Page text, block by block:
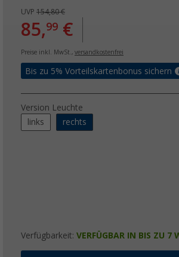
UVP 154,80 €
85,99 €
Preise inkl. MwSt., versandkostenfrei
Bis zu 5% Vorteilskartenbonus sichern
Version Leuchte
links
rechts
Verfügbarkeit: VERFÜGBAR IN BIS ZU 7